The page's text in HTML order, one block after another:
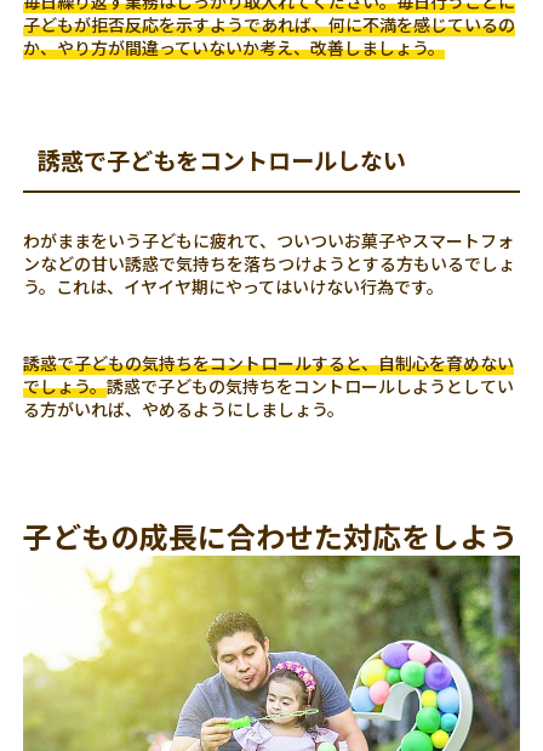
子どもが拒否反応を示すようであれば、何に不満を感じているの
か、やり方が間違っていないか考え、改善しましょう。
誘惑で子どもをコントロールしない
わがままをいう子どもに疲れて、ついついお菓子やスマートフォ
ンなどの甘い誘惑で気持ちを落ちつけようとする方もいるでしょ
う。これは、イヤイヤ期にやってはいけない行為です。
誘惑で子どもの気持ちをコントロールすると、自制心を育めない
でしょう。誘惑で子どもの気持ちをコントロールしようとしてい
る方がいれば、やめるようにしましょう。
子どもの成長に合わせた対応をしよう